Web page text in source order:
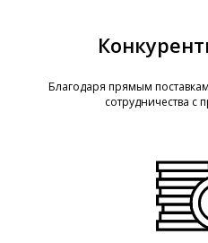
Благодаря прямым
сотрудничества с